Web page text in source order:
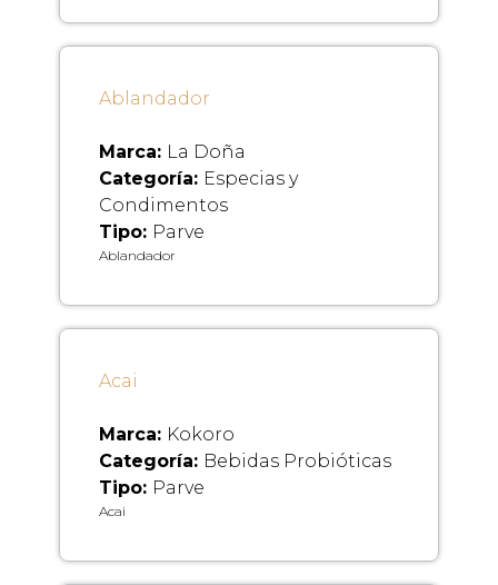
Ablandador
Marca: La Doña
Categoría: Especias y
Condimentos
Tipo: Parve
Ablandador
Acai
Marca: Kokoro
Categoría: Bebidas Probióticas
Tipo: Parve
Acai